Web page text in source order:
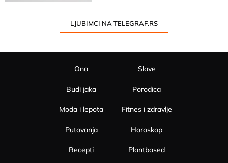
LJUBIMCI NA TELEGRAF.RS
Ona
Budi jaka
Moda i lepota
Slave
Porodica
Fitnes i zdravlje
Putovanja
Recepti
Horoskop
Plantbased